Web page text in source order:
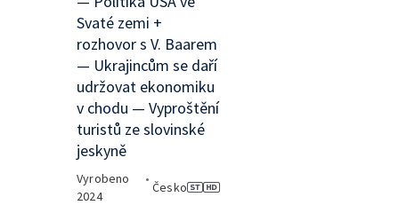
Svaté zemi +
rozhovor s V. Baarem
— Ukrajincům se daří
udržovat ekonomiku
v chodu — Vyproštění
turistů ze slovinské
jeskyně
Vyrobeno
2024
•
Česko